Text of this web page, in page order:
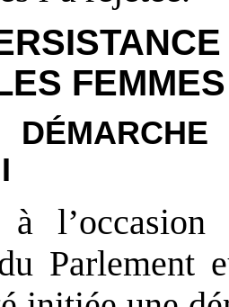
Parlement